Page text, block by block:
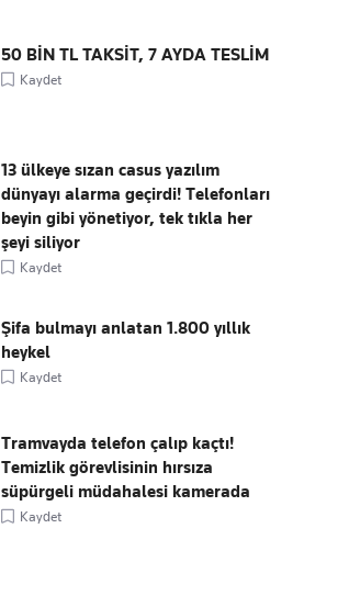
50 BİN TL TAKSİT, 7 AYDA TESLİM
Kaydet
13 ülkeye sızan casus yazılım
dünyayı alarma geçirdi! Telefonları
beyin gibi yönetiyor, tek tıkla her
şeyi siliyor
Kaydet
Şifa bulmayı anlatan 1.800 yıllık
heykel
Kaydet
Tramvayda telefon çalıp kaçtı!
Temizlik görevlisinin hırsıza
süpürgeli müdahalesi kamerada
Kaydet